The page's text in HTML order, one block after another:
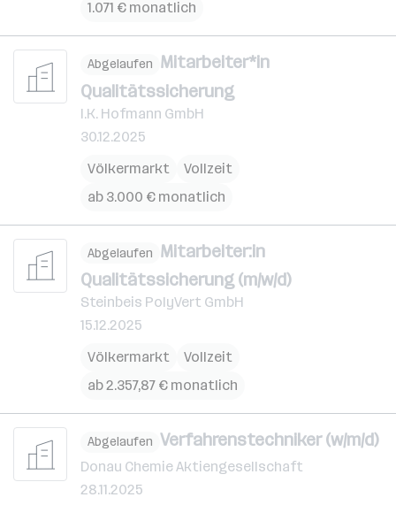
1.071 € monatlich
Abgelaufen Mitarbeiter*in
Qualitätssicherung
I.K. Hofmann GmbH
30.12.2025
Völkermarkt
Vollzeit
ab 3.000 € monatlich
Abgelaufen Mitarbeiter:in
Qualitätssicherung (m/w/d)
Steinbeis PolyVert GmbH
15.12.2025
Völkermarkt
Vollzeit
ab 2.357,87 € monatlich
Abgelaufen Verfahrenstechniker (w/m/d)
Donau Chemie Aktiengesellschaft
28.11.2025